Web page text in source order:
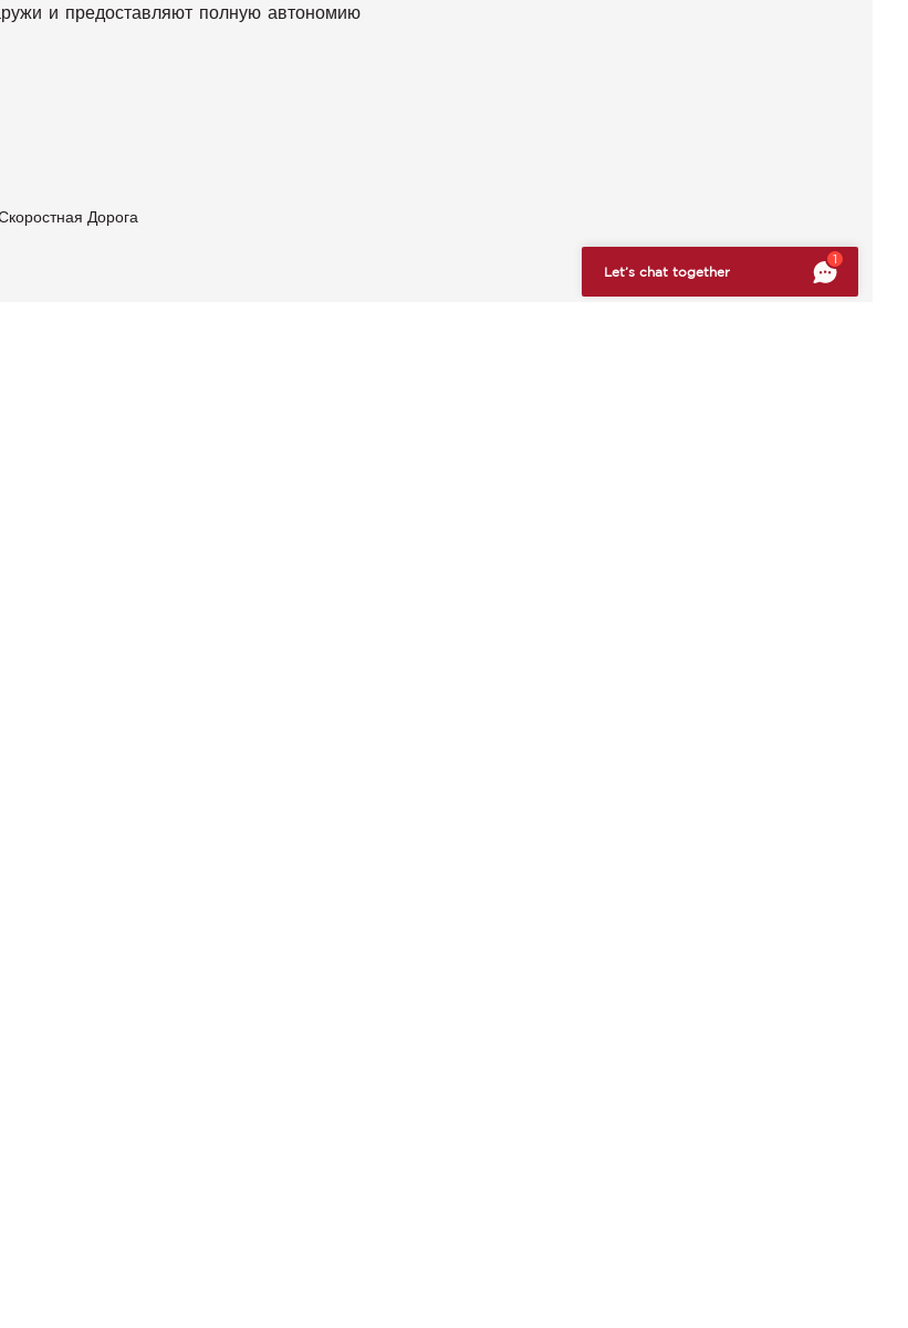
и предоставляют полную автономию
Дорога
и управлять ими, обеспечивая соответствие нормативным требованиям. Настройте свои
Let’s chat together
1